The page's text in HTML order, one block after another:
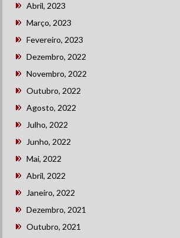
Abril, 2023
Março, 2023
Fevereiro, 2023
Dezembro, 2022
Novembro, 2022
Outubro, 2022
Agosto, 2022
Julho, 2022
Junho, 2022
Mai, 2022
Abril, 2022
Janeiro, 2022
Dezembro, 2021
Outubro, 2021